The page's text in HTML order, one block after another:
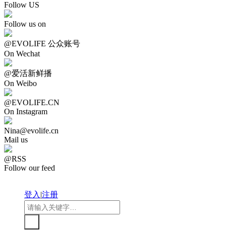
Follow US
Follow us on
@EVOLIFE 公众账号
On Wechat
@爱活新鲜播
On Weibo
@EVOLIFE.CN
On Instagram
Nina@evolife.cn
Mail us
@RSS
Follow our feed
登入|注册